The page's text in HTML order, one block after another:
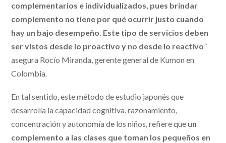
complementarios e individualizados, pues brindar
complemento no tiene por qué ocurrir justo cuando
hay un bajo desempeño. Este tipo de servicios deben
ser vistos desde lo proactivo y no desde lo reactivo”
asegura Rocío Miranda, gerente general de Kumon en
Colombia.
En tal sentido, este método de estudio japonés que
desarrolla la capacidad cognitiva, razonamiento,
concentración y autonomía de los niños, refiere que un
complemento a las clases que toman los pequeños en